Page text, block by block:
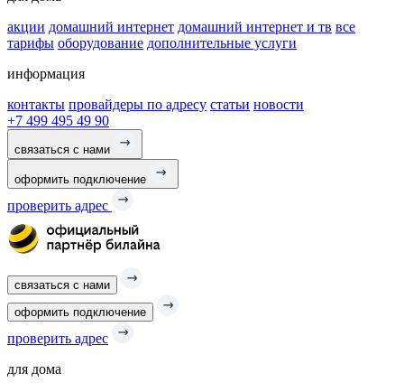
акции домашний интернет домашний интернет и тв все
тарифы оборудование дополнительные услуги
информация
контакты провайдеры по адресу статьи новости
+7 499 495 49 90
связаться с нами
оформить подключение
проверить адрес
связаться с нами
оформить подключение
проверить адрес
для дома